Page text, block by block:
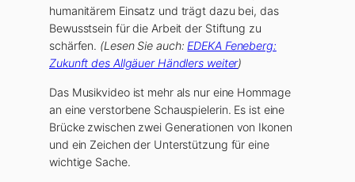
humanitärem Einsatz und trägt dazu bei, das
Bewusstsein für die Arbeit der Stiftung zu
schärfen. (Lesen Sie auch: EDEKA Feneberg:
Zukunft des Allgäuer Händlers weiter)
Das Musikvideo ist mehr als nur eine Hommage
an eine verstorbene Schauspielerin. Es ist eine
Brücke zwischen zwei Generationen von Ikonen
und ein Zeichen der Unterstützung für eine
wichtige Sache.